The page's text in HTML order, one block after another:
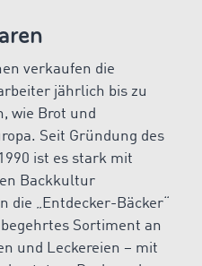
verkaufen die
jährlich bis zu
wie Brot und
Seit Gründung des
ist es stark mit
Backkultur
die „Entdecker-Bäcker“
Sortiment an
und Leckereien – mit